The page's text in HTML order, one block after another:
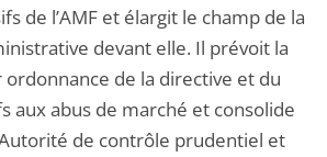
de l’AMF et élargit le champ de la
devant elle. Il prévoit la
de la directive et du
aux abus de marché et consolide
de contrôle prudentiel et